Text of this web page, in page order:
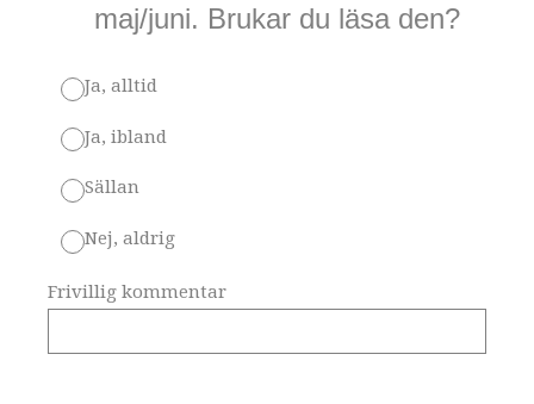
maj/juni. Brukar du läsa den?
Ja, alltid
Ja, ibland
Sällan
Nej, aldrig
Frivillig kommentar